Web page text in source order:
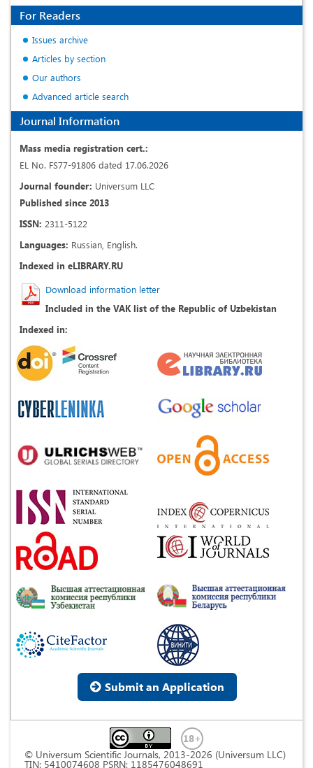
For Readers
Issues archive
Articles by section
Our authors
Advanced article search
Journal Information
Mass media registration cert.:
EL No. FS77-91806 dated 17.06.2026
Journal founder: Universum LLC
Published since 2013
ISSN: 2311-5122
Languages: Russian, English.
Indexed in eLIBRARY.RU
Download information letter
Included in the VAK list of the Republic of Uzbekistan
Indexed in:
Submit an Application
© Universum Scientific Journals, 2013-2026 (Universum LLC)
TIN: 5410074608 PSRN: 1185476048691